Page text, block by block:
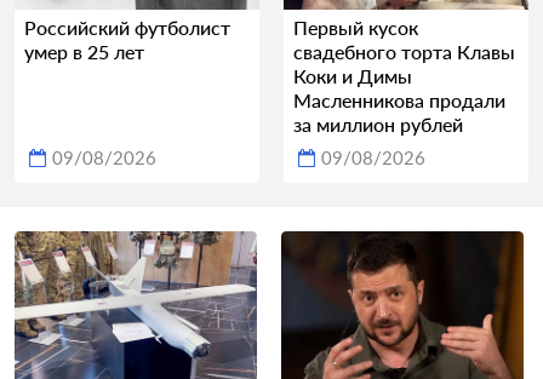
Российский футболист
умер в 25 лет
09/08/2026
Первый кусок
свадебного торта Клавы
Коки и Димы
Масленникова продали
за миллион рублей
09/08/2026